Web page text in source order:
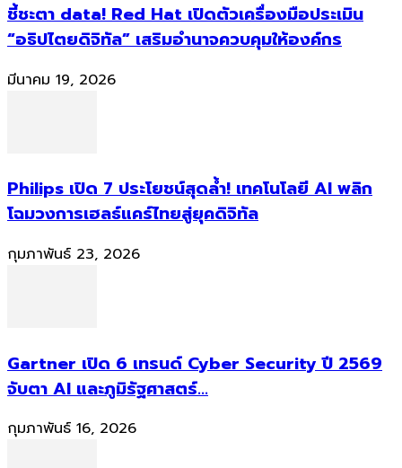
ชี้ชะตา data! Red Hat เปิดตัวเครื่องมือประเมิน
“อธิปไตยดิจิทัล” เสริมอำนาจควบคุมให้องค์กร
มีนาคม 19, 2026
Philips เปิด 7 ประโยชน์สุดล้ำ! เทคโนโลยี AI พลิก
โฉมวงการเฮลธ์แคร์ไทยสู่ยุคดิจิทัล
กุมภาพันธ์ 23, 2026
Gartner เปิด 6 เทรนด์ Cyber Security ปี 2569
จับตา AI และภูมิรัฐศาสตร์...
กุมภาพันธ์ 16, 2026